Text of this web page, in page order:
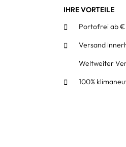
IHRE VORTEILE
Portofrei ab €
Versand
Weltweiter
100%